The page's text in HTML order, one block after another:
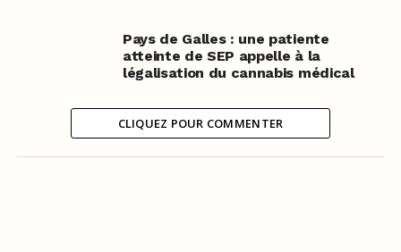
Pays de Galles : une patiente
atteinte de SEP appelle à la
légalisation du cannabis médical
CLIQUEZ POUR COMMENTER